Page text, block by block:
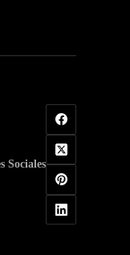
Sociales